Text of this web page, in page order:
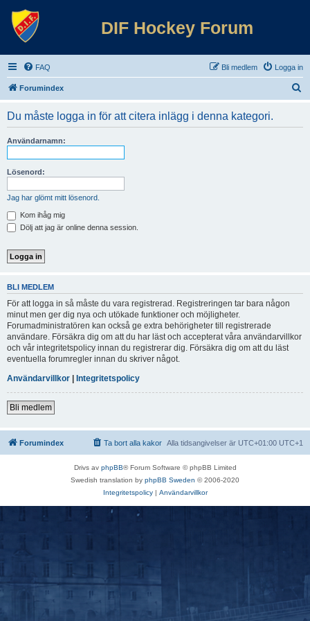
DIF Hockey Forum
FAQ Logga in
Bli medlem
Forumindex
Du måste logga in för att citera inlägg i denna kategori.
Användarnamn:
Lösenord:
Jag har glömt mitt lösenord.
Kom ihåg mig
Dölj att jag är online denna session.
BLI MEDLEM
För att logga in så måste du vara registrerad. Registreringen tar bara någon
minut men ger dig nya och utökade funktioner och möjligheter.
Forumadministratören kan också ge extra behörigheter till registrerade
användare. Försäkra dig om att du har läst och accepterat våra användarvillkor
och vår integritetspolicy innan du registrerar dig. Försäkra dig om att du läst
eventuella forumregler innan du skriver något.
Användarvillkor | Integritetspolicy
Bli medlem
Forumindex Alla tidsangivelser är UTC+01:00 UTC+1
Ta bort alla kakor
Drivs av phpBB® Forum Software © phpBB Limited
Swedish translation by phpBB Sweden © 2006-2020
Integritetspolicy| Användarvillkor